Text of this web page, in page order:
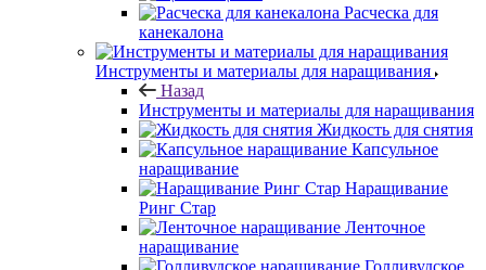
Расческа для
канекалона
Инструменты и материалы для наращивания
Назад
Инструменты и материалы для наращивания
Жидкость для снятия
Капсульное
наращивание
Наращивание
Ринг Стар
Ленточное
наращивание
Голливудское